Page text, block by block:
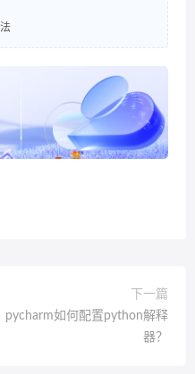
下一篇
pycharm如何配置python解释
器？